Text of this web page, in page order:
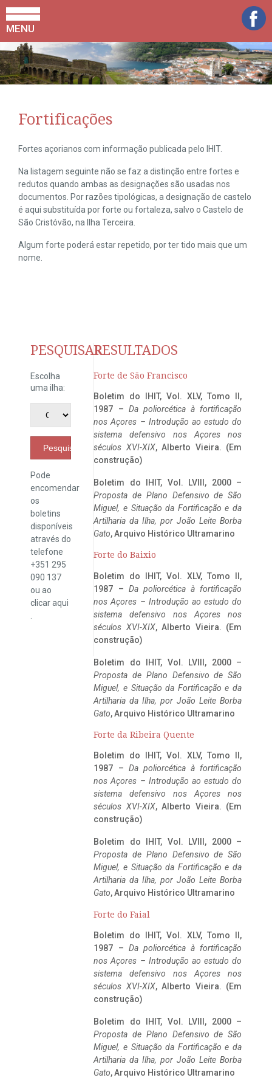
MENU
Fortificações
Fortes açorianos com informação publicada pelo IHIT.
Na listagem seguinte não se faz a distinção entre fortes e
redutos quando ambas as designações são usadas nos
documentos. Por razões tipológicas, a designação de castelo
é aqui substituída por forte ou fortaleza, salvo o Castelo de
São Cristóvão, na Ilha Terceira.
Algum forte poderá estar repetido, por ter tido mais que um
nome.
PESQUISAR
Escolha
uma ilha:
Pesquisar
Pode
encomendar
os
boletins
disponíveis
através do
telefone
+351 295
090 137
ou ao
clicaraqui
RESULTADOS
Forte de São Francisco
Boletim do IHIT, Vol. XLV, Tomo II,
1987 – Da poliorcética à fortificação
nos Açores – Introdução ao estudo do
sistema defensivo nos Açores nos
séculos XVI-XIX, Alberto Vieira. (Em
construção)
Boletim do IHIT, Vol. LVIII, 2000 –
Proposta de Plano Defensivo de São
Miguel, e Situação da Fortificação e da
Artilharia da Ilha, por João Leite Borba
Gato, Arquivo Histórico Ultramarino
Forte do Baixio
Boletim do IHIT, Vol. XLV, Tomo II,
1987 – Da poliorcética à fortificação
nos Açores – Introdução ao estudo do
sistema defensivo nos Açores nos
séculos XVI-XIX, Alberto Vieira. (Em
construção)
Boletim do IHIT, Vol. LVIII, 2000 –
Proposta de Plano Defensivo de São
Miguel, e Situação da Fortificação e da
Artilharia da Ilha, por João Leite Borba
Gato, Arquivo Histórico Ultramarino
Forte da Ribeira Quente
Boletim do IHIT, Vol. XLV, Tomo II,
1987 – Da poliorcética à fortificação
nos Açores – Introdução ao estudo do
sistema defensivo nos Açores nos
séculos XVI-XIX, Alberto Vieira. (Em
construção)
Boletim do IHIT, Vol. LVIII, 2000 –
Proposta de Plano Defensivo de São
Miguel, e Situação da Fortificação e da
Artilharia da Ilha, por João Leite Borba
Gato, Arquivo Histórico Ultramarino
Forte do Faial
Boletim do IHIT, Vol. XLV, Tomo II,
1987 – Da poliorcética à fortificação
nos Açores – Introdução ao estudo do
sistema defensivo nos Açores nos
séculos XVI-XIX, Alberto Vieira. (Em
construção)
Boletim do IHIT, Vol. LVIII, 2000 –
Proposta de Plano Defensivo de São
Miguel, e Situação da Fortificação e da
Artilharia da Ilha, por João Leite Borba
Gato, Arquivo Histórico Ultramarino